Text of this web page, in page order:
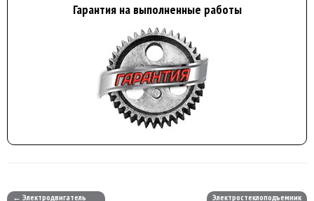
Гарантия на выполненные работы
← Электродвигатель
Электростеклоподъемник